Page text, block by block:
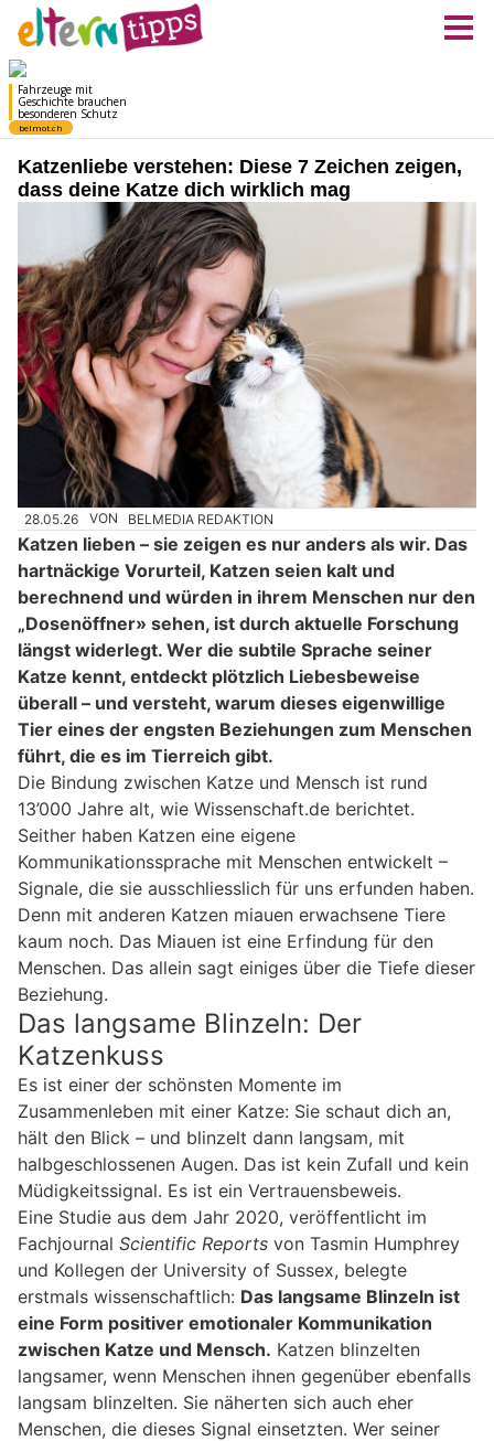
Katzenliebe verstehen: Diese 7 Zeichen zeigen,
dass deine Katze dich wirklich mag
28.05.26 VON BELMEDIA REDAKTION
Katzen lieben – sie zeigen es nur anders als wir. Das
hartnäckige Vorurteil, Katzen seien kalt und
berechnend und würden in ihrem Menschen nur den
„Dosenöffner» sehen, ist durch aktuelle Forschung
längst widerlegt. Wer die subtile Sprache seiner
Katze kennt, entdeckt plötzlich Liebesbeweise
überall – und versteht, warum dieses eigenwillige
Tier eines der engsten Beziehungen zum Menschen
führt, die es im Tierreich gibt.
Die Bindung zwischen Katze und Mensch ist rund
13’000 Jahre alt, wie Wissenschaft.de berichtet.
Seither haben Katzen eine eigene
Kommunikationssprache mit Menschen entwickelt –
Signale, die sie ausschliesslich für uns erfunden haben.
Denn mit anderen Katzen miauen erwachsene Tiere
kaum noch. Das Miauen ist eine Erfindung für den
Menschen. Das allein sagt einiges über die Tiefe dieser
Beziehung.
Das langsame Blinzeln: Der
Katzenkuss
Es ist einer der schönsten Momente im
Zusammenleben mit einer Katze: Sie schaut dich an,
hält den Blick – und blinzelt dann langsam, mit
halbgeschlossenen Augen. Das ist kein Zufall und kein
Müdigkeitssignal. Es ist ein Vertrauensbeweis.
Eine Studie aus dem Jahr 2020, veröffentlicht im
Fachjournal Scientific Reports von Tasmin Humphrey
und Kollegen der University of Sussex, belegte
erstmals wissenschaftlich: Das langsame Blinzeln ist
eine Form positiver emotionaler Kommunikation
zwischen Katze und Mensch. Katzen blinzelten
langsamer, wenn Menschen ihnen gegenüber ebenfalls
langsam blinzelten. Sie näherten sich auch eher
Menschen, die dieses Signal einsetzten. Wer seiner